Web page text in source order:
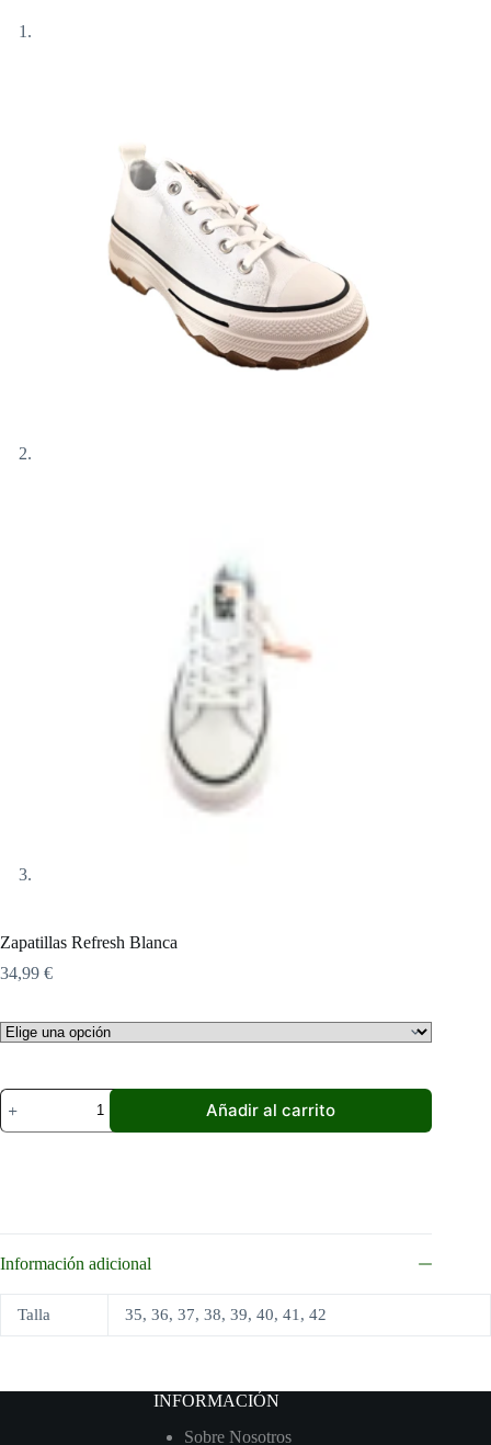
Zapatillas Refresh Blanca
34,99 €
Zapatillas
Refresh
Blanca
Añadir al carrito
Información adicional
Talla 35, 36, 37, 38, 39, 40, 41, 42
INFORMACIÓN
Sobre Nosotros